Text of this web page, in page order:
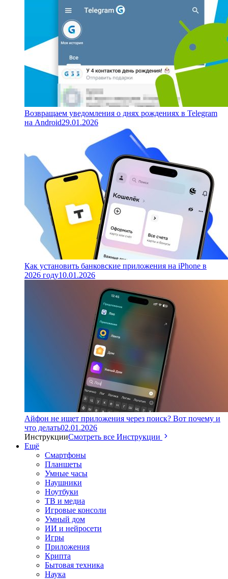
Возвращаем уведомления о днях рождениях в Telegram
на Android29.01.2026
Как установить банковские приложения на iPhone в
2026 году10.01.2026
Айфон не ищет приложения через поиск? Вот почему и
что делать02.01.2026
ИнструкцииСмотреть все Инструкции
Ещё
Смартфоны
Планшеты
Умные часы
Наушники
Ноутбуки
ТВ и медиа
Игровые консоли
Умный дом
ИИ и нейросети
Игры
Приложения
Крипта
Бытовая техника
Наука